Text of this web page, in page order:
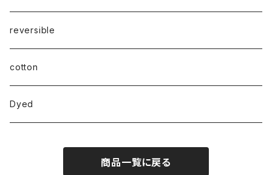
reversible
cotton
Dyed
商品一覧に戻る